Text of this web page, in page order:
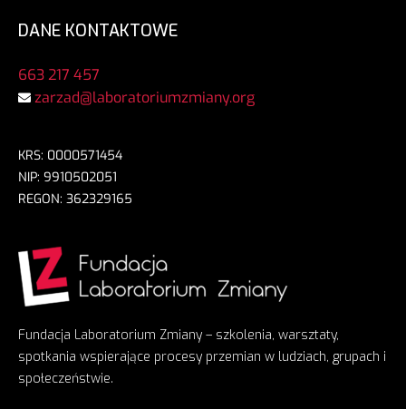
Fundacja Laboratorium Zmiany – szkolenia, warsztaty,
spotkania wspierające procesy przemian w ludziach, grupach i
społeczeństwie.
DANE KONTAKTOWE
663 217 457
zarzad@laboratoriumzmiany.org
KRS: 0000571454
NIP: 9910502051
REGON: 362329165